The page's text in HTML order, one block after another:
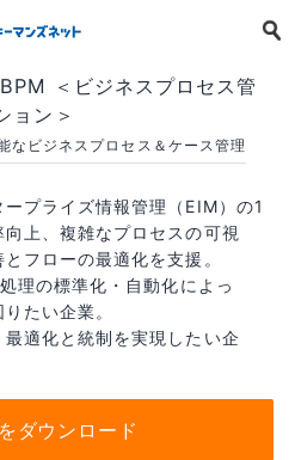
＜ビジネスプロセス管
ョン＞
なビジネスプロセス＆ケース管理
プライズ情報管理（EIM）の1
上、複雑なプロセスの可視
フローの最適化を支援。
理の標準化・自動化によっ
たい企業。
適化と統制を実現したい企
ダウンロード